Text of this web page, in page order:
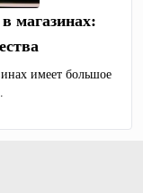
магазинах:
имеет большое